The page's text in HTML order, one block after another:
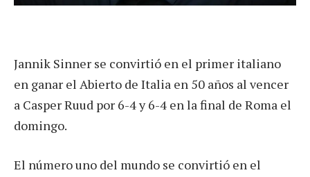
Jannik Sinner se convirtió en el primer italiano
en ganar el Abierto de Italia en 50 años al vencer
a Casper Ruud por 6-4 y 6-4 en la final de Roma el
domingo.
El número uno del mundo se convirtió en el